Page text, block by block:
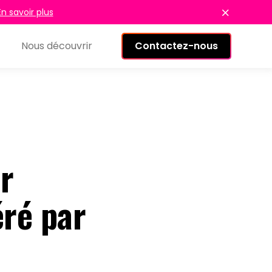
savoir plus
Nous découvrir Contactez-nous
par